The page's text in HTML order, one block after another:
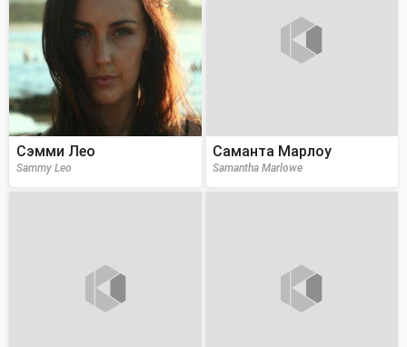
Сэмми Лео
Sammy Leo
Саманта Марлоу
Samantha Marlowe